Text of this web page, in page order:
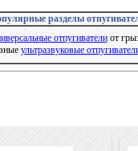
разделы
отпугивателиот
ультразвуковые